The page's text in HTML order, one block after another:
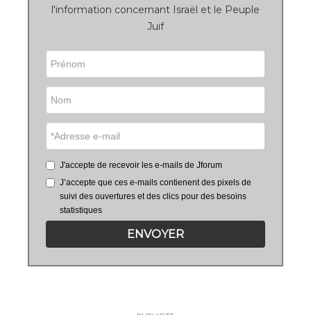
l'information concernant Israël et le Peuple
Juif
J'accepte de recevoir les e-mails de Jforum
J’accepte que ces e-mails contienent des pixels de
suivi des ouvertures et des clics pour des besoins
statistiques
ENVOYER